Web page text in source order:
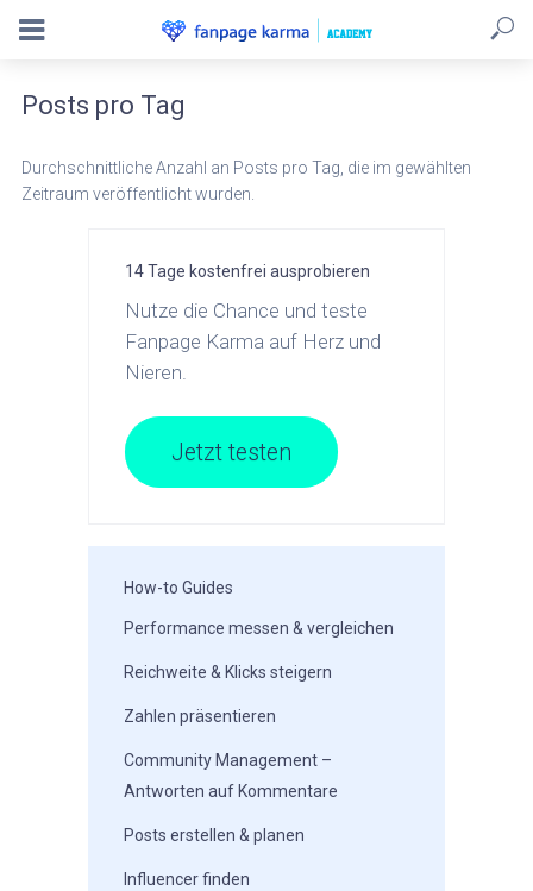
Posts pro Tag
Durchschnittliche Anzahl an Posts pro Tag, die im gewählten
Zeitraum veröffentlicht wurden.
14 Tage kostenfrei ausprobieren
Nutze die Chance und teste
Fanpage Karma auf Herz und
Nieren.
Jetzt testen
How-to Guides
Performance messen & vergleichen
Reichweite & Klicks steigern
Zahlen präsentieren
Community Management –
Antworten auf Kommentare
Posts erstellen & planen
Influencer finden